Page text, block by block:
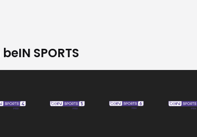
SPORTS